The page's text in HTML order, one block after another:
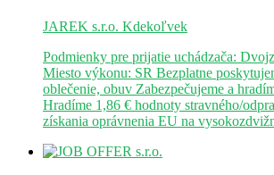
JAREK s.r.o. Kdekoľvek
Podmienky pre prijatie uchádzača:
Miesto výkonu: SR Bezplatne
oblečenie, obuv Zabezpečujeme a
Hradíme 1,86 € hodnoty stravného/
získania oprávnenia EU na